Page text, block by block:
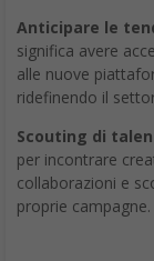
Anticipare le
significa avere
alle nuove
ridefinendo il
Scouting di
per incontrare
collaborazioni e
proprie campagne.